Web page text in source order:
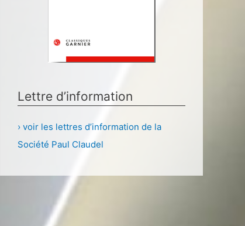
Lettre d’information
› voir les lettres d’information de la
Société Paul Claudel